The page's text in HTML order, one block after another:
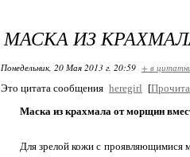
МАСКА ИЗ
Понедельник, 20 Мая 2013 г. 20:59 + в
Это цитата сообщения heregirl [
Маска из крахмала от морщин
Для зрелой кожи с проявляющимися